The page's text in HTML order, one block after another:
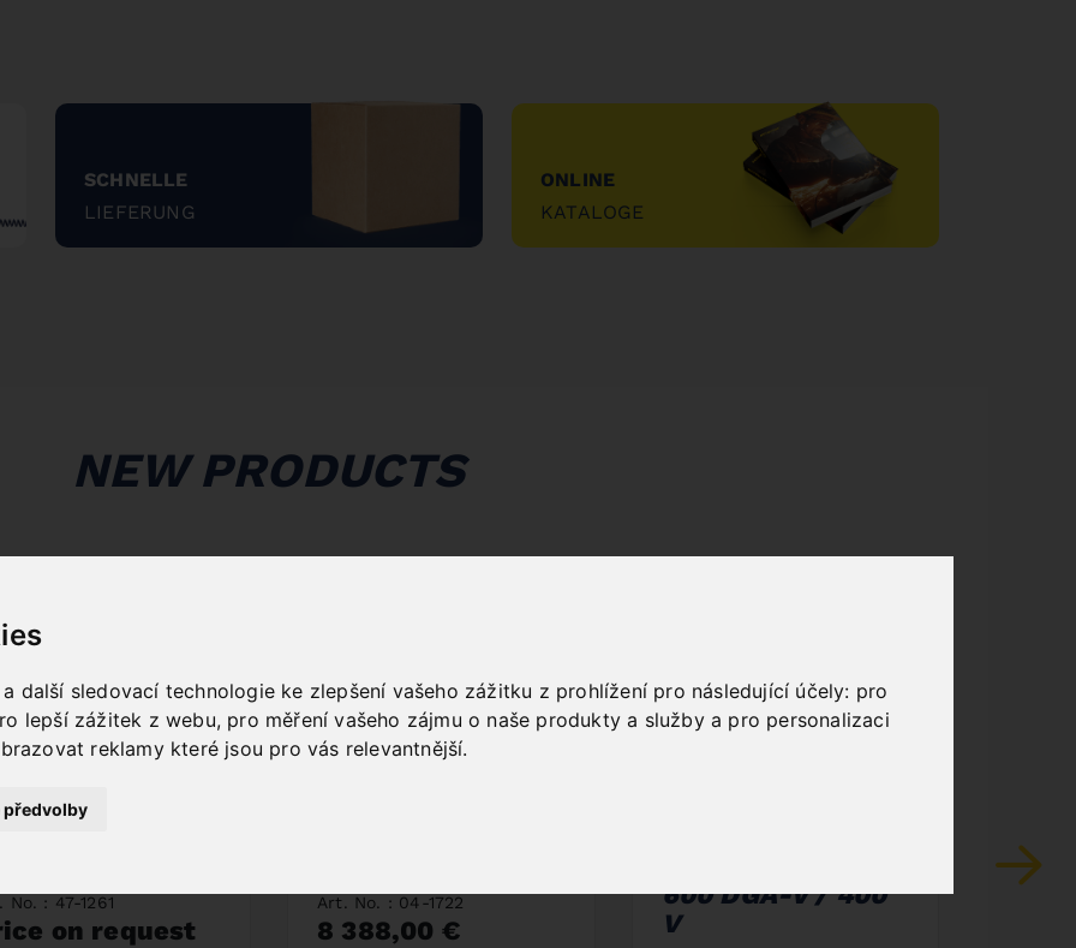
další sledovací technologie ke zlepšení vašeho zážitku z prohlížení pro následující účely: pro
lepší zážitek z webu, pro měření vašeho zájmu o naše produkty a služby a pro personalizaci
reklamy které jsou pro vás relevantnější.
předvolby
SCHNELLE
LIEFERUNG
"
ONLINE
KATALOGE
"
NEW PRODUCTS
BAND BIFLEX
No. : 47-1261
on request
Art. No. : 04-1722
8 388,00 €
600 DGA-V / 400
V
400